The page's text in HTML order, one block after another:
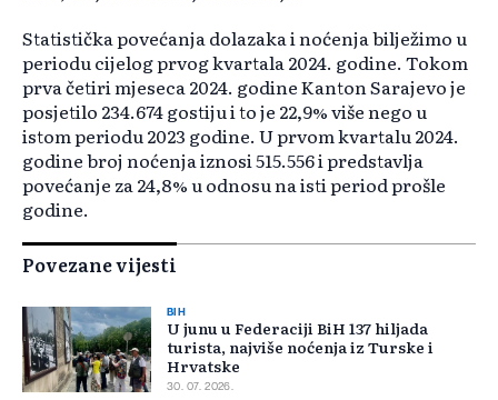
Statistička povećanja dolazaka i noćenja bilježimo u
periodu cijelog prvog kvartala 2024. godine. Tokom
prva četiri mjeseca 2024. godine Kanton Sarajevo je
posjetilo 234.674 gostiju i to je 22,9% više nego u
istom periodu 2023 godine. U prvom kvartalu 2024.
godine broj noćenja iznosi 515.556 i predstavlja
povećanje za 24,8% u odnosu na isti period prošle
godine.
Povezane vijesti
BIH
U junu u Federaciji BiH 137 hiljada
turista, najviše noćenja iz Turske i
Hrvatske
30. 07. 2026.